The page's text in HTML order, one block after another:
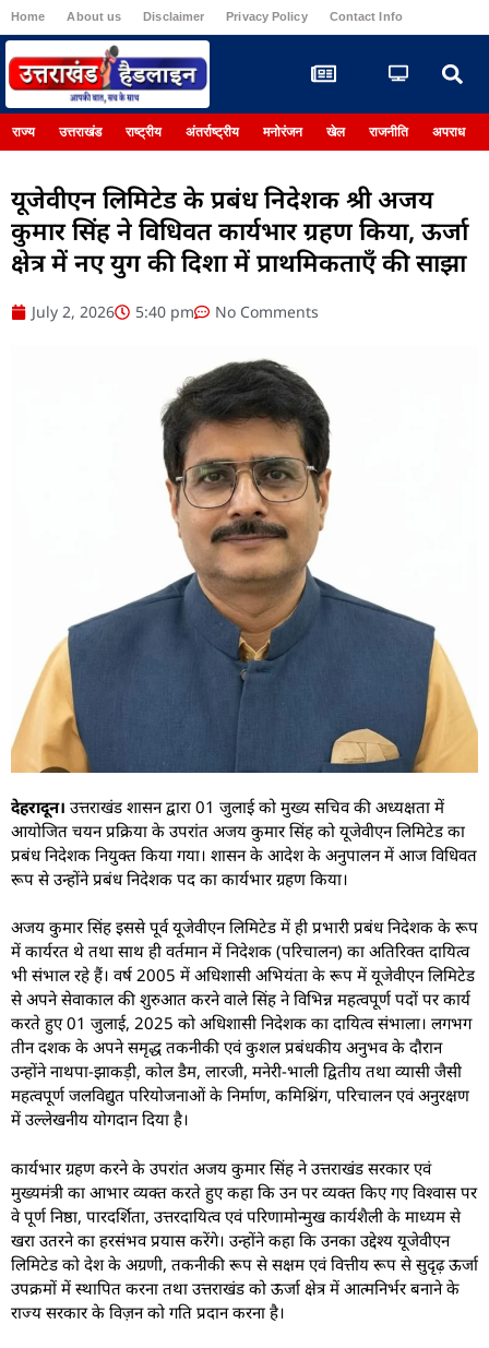
Home About us Disclaimer Privacy Policy Contact Info
राज्य उत्तराखंड राष्ट्रीय अंतर्राष्ट्रीय मनोरंजन खेल राजनीति अपराध
यूजेवीएन लिमिटेड के प्रबंध निदेशक श्री अजय
कुमार सिंह ने विधिवत कार्यभार ग्रहण किया, ऊर्जा
क्षेत्र में नए युग की दिशा में प्राथमिकताएँ की साझा
July 2, 2026 5:40 pm No Comments
देहरादून। उत्तराखंड शासन द्वारा 01 जुलाई को मुख्य सचिव की अध्यक्षता में
आयोजित चयन प्रक्रिया के उपरांत अजय कुमार सिंह को यूजेवीएन लिमिटेड का
प्रबंध निदेशक नियुक्त किया गया। शासन के आदेश के अनुपालन में आज विधिवत
रूप से उन्होंने प्रबंध निदेशक पद का कार्यभार ग्रहण किया।
अजय कुमार सिंह इससे पूर्व यूजेवीएन लिमिटेड में ही प्रभारी प्रबंध निदेशक के रूप
में कार्यरत थे तथा साथ ही वर्तमान में निदेशक (परिचालन) का अतिरिक्त दायित्व
भी संभाल रहे हैं। वर्ष 2005 में अधिशासी अभियंता के रूप में यूजेवीएन लिमिटेड
से अपने सेवाकाल की शुरुआत करने वाले सिंह ने विभिन्न महत्वपूर्ण पदों पर कार्य
करते हुए 01 जुलाई, 2025 को अधिशासी निदेशक का दायित्व संभाला। लगभग
तीन दशक के अपने समृद्ध तकनीकी एवं कुशल प्रबंधकीय अनुभव के दौरान
उन्होंने नाथपा-झाकड़ी, कोल डैम, लारजी, मनेरी-भाली द्वितीय तथा व्यासी जैसी
महत्वपूर्ण जलविद्युत परियोजनाओं के निर्माण, कमिश्निंग, परिचालन एवं अनुरक्षण
में उल्लेखनीय योगदान दिया है।
कार्यभार ग्रहण करने के उपरांत अजय कुमार सिंह ने उत्तराखंड सरकार एवं
मुख्यमंत्री का आभार व्यक्त करते हुए कहा कि उन पर व्यक्त किए गए विश्वास पर
वे पूर्ण निष्ठा, पारदर्शिता, उत्तरदायित्व एवं परिणामोन्मुख कार्यशैली के माध्यम से
खरा उतरने का हरसंभव प्रयास करेंगे। उन्होंने कहा कि उनका उद्देश्य यूजेवीएन
लिमिटेड को देश के अग्रणी, तकनीकी रूप से सक्षम एवं वित्तीय रूप से सुदृढ़ ऊर्जा
उपक्रमों में स्थापित करना तथा उत्तराखंड को ऊर्जा क्षेत्र में आत्मनिर्भर बनाने के
राज्य सरकार के विज़न को गति प्रदान करना है।